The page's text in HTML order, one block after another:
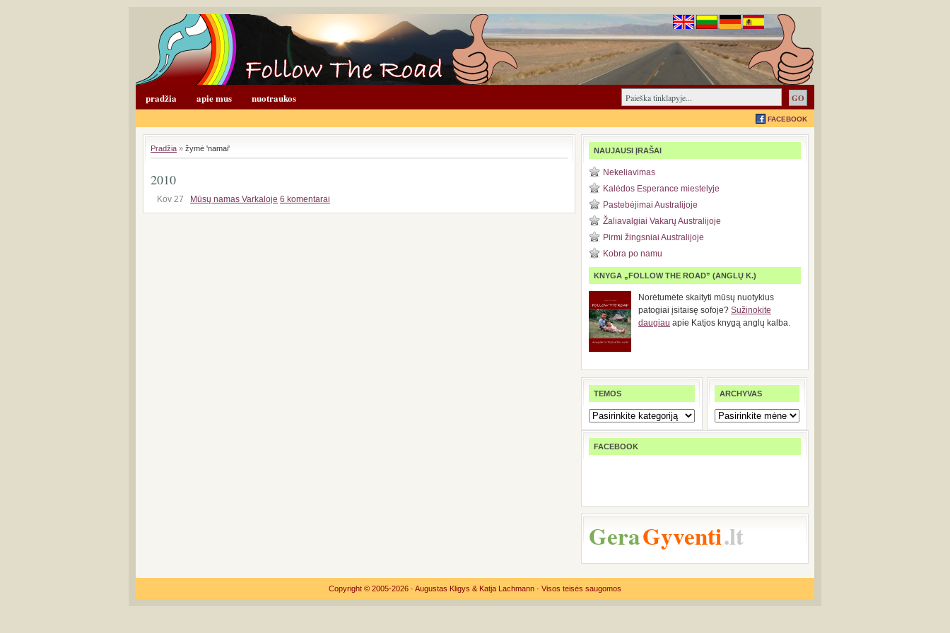
pradžia apie mus nuotraukos
FACEBOOK
Pradžia » žymė 'namai'
2010
Kov 27 Mūsų namas Varkaloje 6 komentarai
NAUJAUSI ĮRAŠAI
Nekeliavimas
Kalėdos Esperance miestelyje
Pastebėjimai Australijoje
Žaliavalgiai Vakarų Australijoje
Pirmi žingsniai Australijoje
Kobra po namu
KNYGA „FOLLOW THE ROAD” (ANGLŲ K.)
Norėtumėte skaityti mūsų nuotykius
patogiai įsitaisę sofoje? Sužinokite
daugiau apie Katjos knygą anglų kalba.
TEMOS ARCHYVAS
FACEBOOK
GeraGyventi.lt
Copyright © 2005-2026 · Augustas Kligys & Katja Lachmann · Visos teisės saugomos